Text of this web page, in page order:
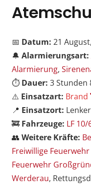
📅 Datum: 21
🔔 Alarmierungsart:
Alarmierung,
⏱️ Dauer: 3 Stunden
⚠️ Einsatzart: Brand
📍 Einsatzort:
🚒 Fahrzeuge: LF 10/
👥 Weitere Kräfte:
Freiwillige
Feuerwehr
Werderau,